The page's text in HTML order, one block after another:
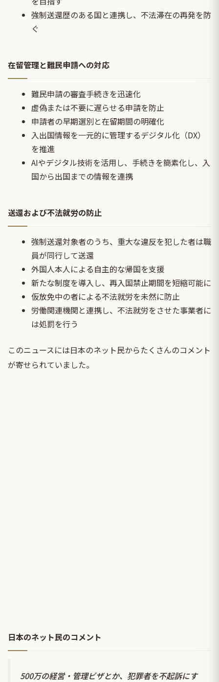
強制送還歴のある国と連携し、不法滞在の再発を防
ぐ
在留管理と難民申請への対応
難民申請の審査手続きを迅速化
虚偽または不要に遅らせる申請を防止
申請者の早期選別と在留期間の明確化
入出国情報を一元的に管理するデジタル化（DX）
を推進
AIやデジタル技術を活用し、手続きを簡素化し、入
国から出国までの情報を連携
送還および不法就労の防止
強制送還対象者のうち、重大な違反を犯した者は職
員が同行して送還
外国人本人による自主的な帰国を支援
新たな制度を導入し、再入国禁止期間を短縮可能に
仮放免中の者による不法就労を未然に防止
労働関連機関と連携し、不法就労をさせた事業者に
は処罰を行う
このニュースには日本のネット民からたくさんのコメント
が寄せられていました。
日本のネット民のコメント
500万の経営・管理ビザとか、犯罪者を不起訴にす